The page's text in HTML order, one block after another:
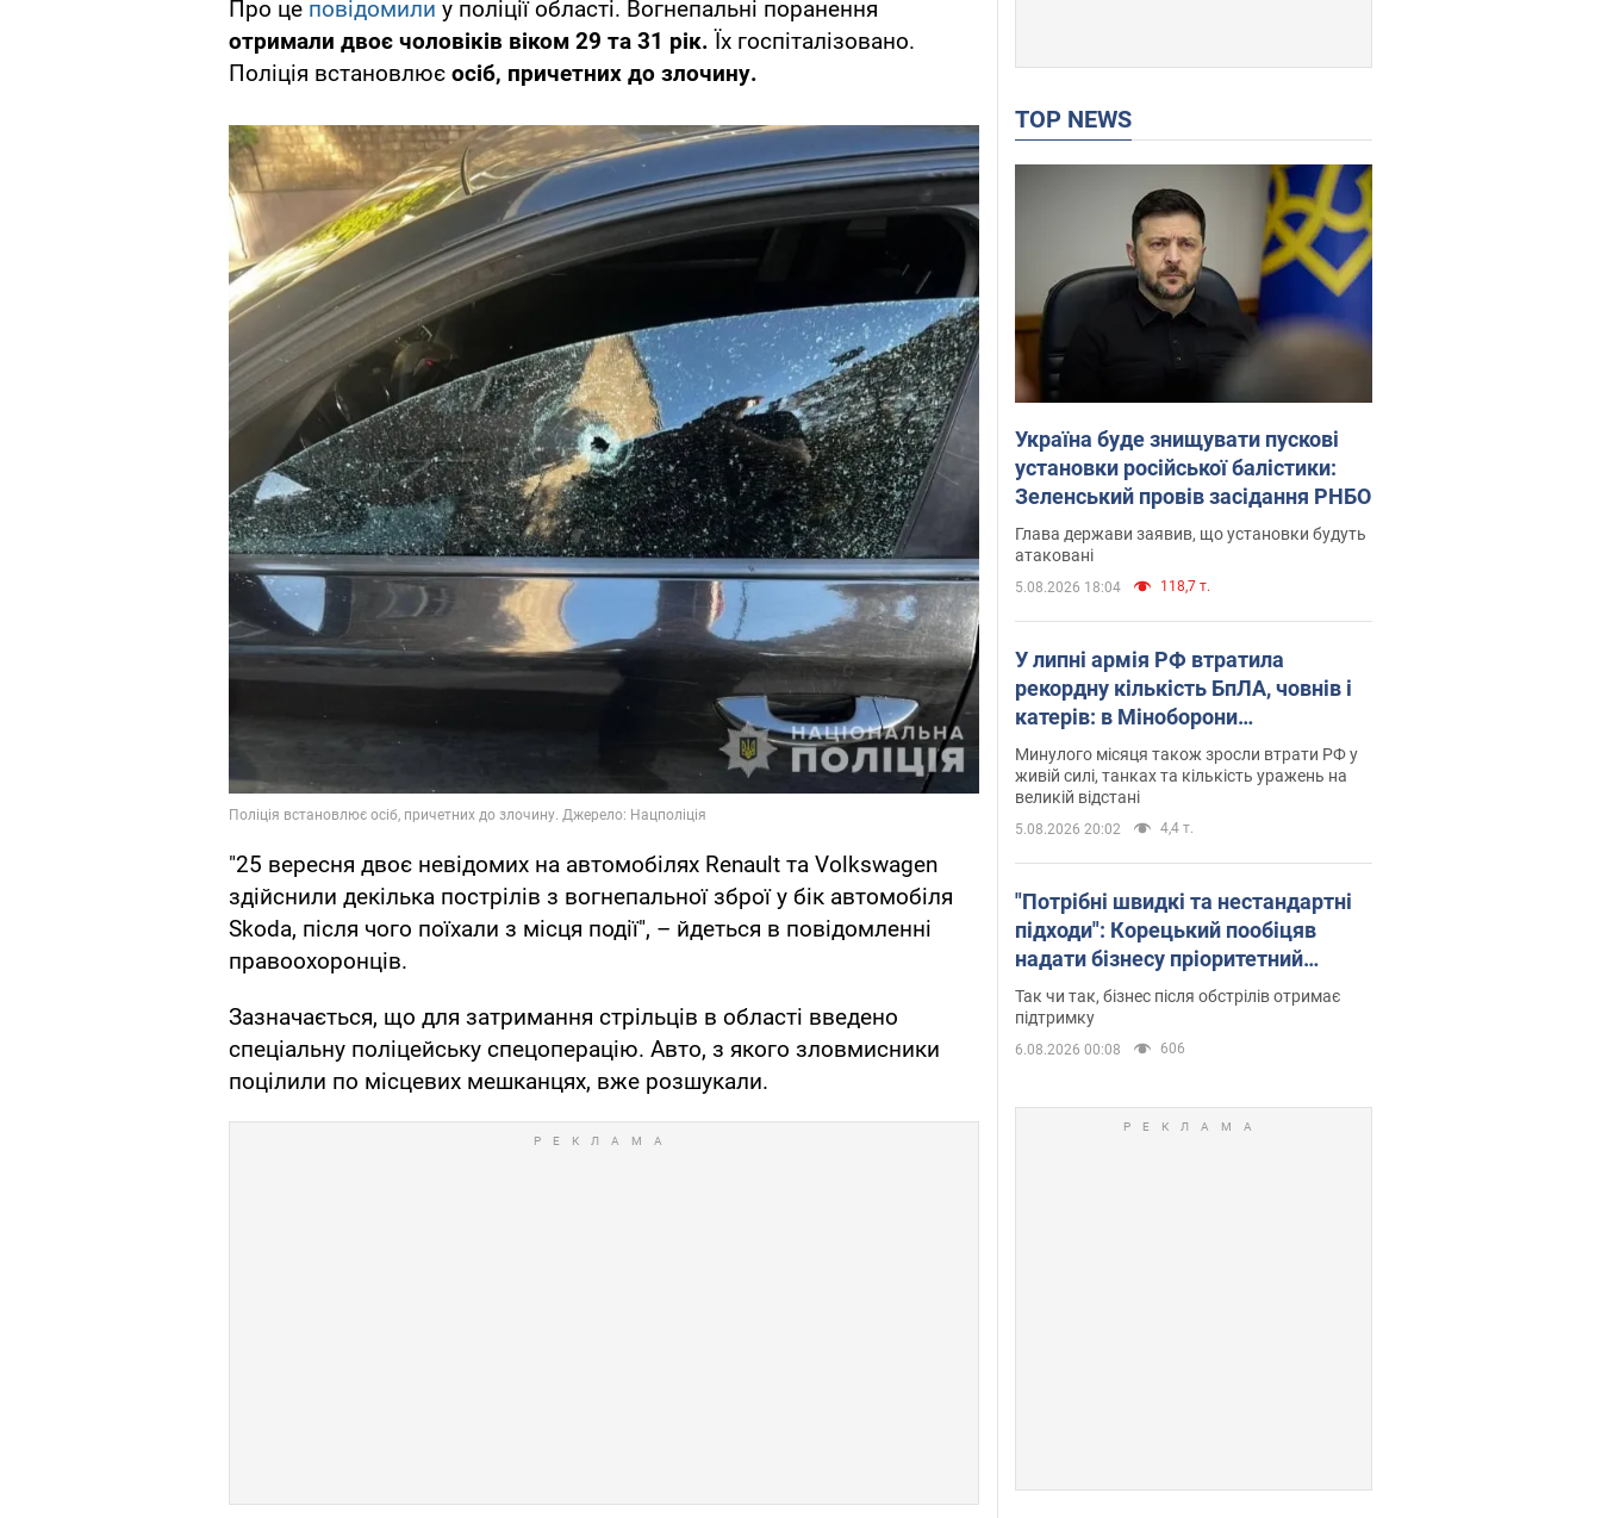
Про це повідомили у поліції області. Вогнепальні поранення
отримали двоє чоловіків віком 29 та 31 рік. Їх госпіталізовано.
Поліція встановлює осіб, причетних до злочину.
"25 вересня двоє невідомих на автомобілях Renault та Volkswagen
здійснили декілька пострілів з вогнепальної зброї у бік автомобіля
Skoda, після чого поїхали з місця події", – йдеться в повідомленні
правоохоронців.
Зазначається, що для затримання стрільців в області введено
спеціальну поліцейську спецоперацію. Авто, з якого зловмисники
поцілили по місцевих мешканцях, вже розшукали.
TOP NEWS
Україна буде знищувати пускові
установки російської балістики:
Зеленський провів засідання РНБО
Глава держави заявив, що установки будуть
атаковані
5.08.2026 18:04 118,7 т.
У липні армія РФ втратила
рекордну кількість БпЛА, човнів і
катерів: в Міноборони
оприлюднили статистику
Минулого місяця також зросли втрати РФ у
живій силі, танках та кількість уражень на
великій відстані
5.08.2026 20:02 4,4 т.
"Потрібні швидкі та нестандартні
підходи": Корецький пообіцяв
надати бізнесу пріоритетний
доступ до наявних складських
приміщень
Так чи так, бізнес після обстрілів отримає
підтримку
6.08.2026 00:08 606